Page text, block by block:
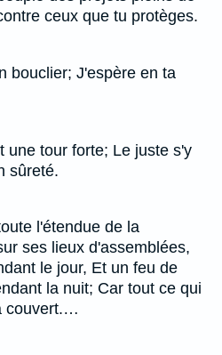
ceux que tu protèges.
bouclier; J'espère en ta
une tour forte; Le juste s'y
sûreté.
l'étendue de la
ses lieux d'assemblées,
le jour, Et un feu de
la nuit; Car tout ce qui
couvert.…